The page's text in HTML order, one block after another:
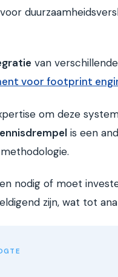
van
voor footprint
om deze
is een
nodig of moet
zijn, wat tot